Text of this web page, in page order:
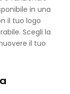
in una
il tuo logo
Scegli la
il tuo